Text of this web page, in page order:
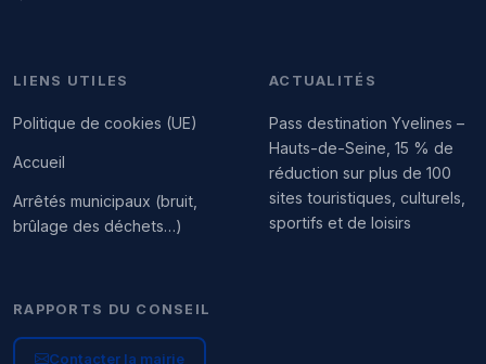
LIENS UTILES
Politique de cookies (UE)
Accueil
Arrêtés municipaux (bruit,
brûlage des déchets…)
ACTUALITÉS
Pass destination Yvelines –
Hauts-de-Seine, 15 % de
réduction sur plus de 100
sites touristiques, culturels,
sportifs et de loisirs
RAPPORTS DU CONSEIL
Contacter la mairie